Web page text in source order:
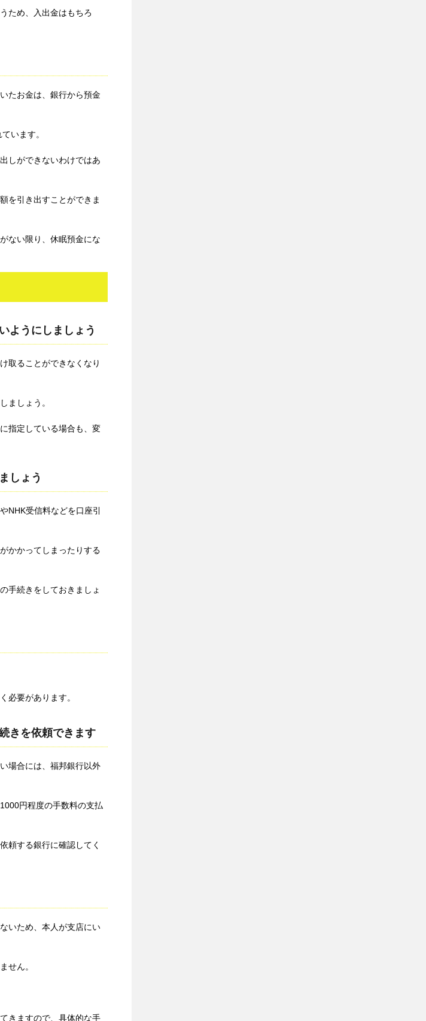
ため、入出金はもちろ
たお金は、銀行から預金
います。
しができないわけではあ
を引き出すことができま
ない限り、休眠預金にな
ようにしましょう
取ることができなくなり
ましょう。
指定している場合も、変
しょう
NHK受信料などを口座引
かかってしまったりする
手続きをしておきましょ
必要があります。
きを依頼できます
場合には、福邦銀行以外
円程度の手数料の支払
頼する銀行に確認してく
いため、本人が支店にい
せん。
きますので、具体的な手